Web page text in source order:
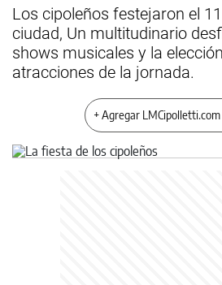
Los cipoleños festejaron el
ciudad, Un multitudinario
shows musicales y la
atracciones de la jornada.
+ Agregar